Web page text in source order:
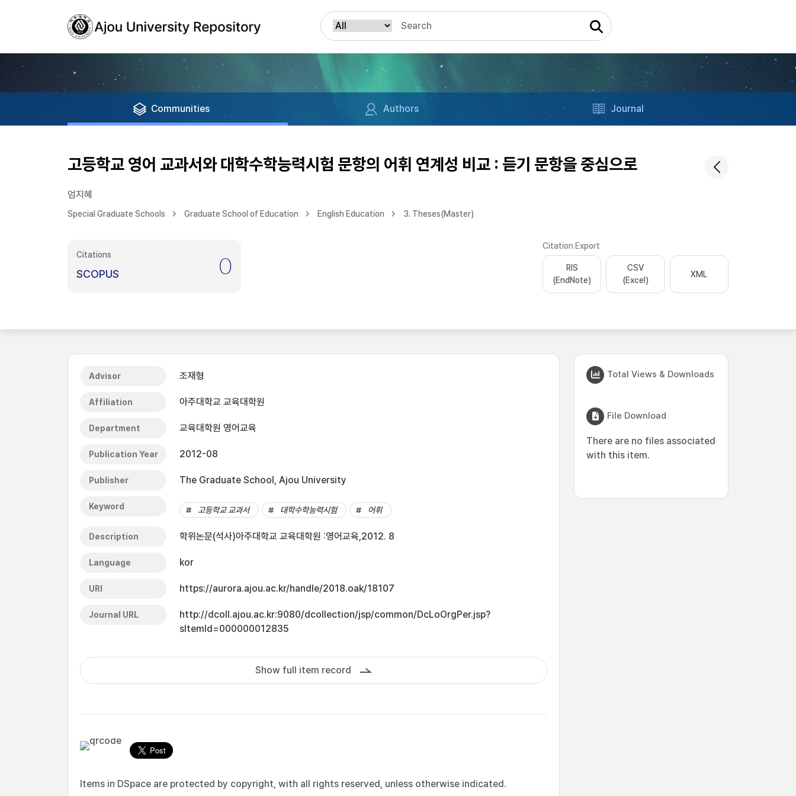
Communities Authors Journal
고등학교 영어 교과서와 대학수학능력시험 문항의 어휘 연계성 비교 : 듣기 문항을 중심으로
엄지혜
Special Graduate Schools Graduate School of Education English Education 3. Theses(Master)
Citations
SCOPUS 0
Citation Export
RIS
(EndNote)
CSV
(Excel)
XML
Advisor 조재형
Affiliation 아주대학교 교육대학원
Department 교육대학원 영어교육
Publication Year 2012-08
Publisher The Graduate School, Ajou University
Keyword 고등학교 교과서 대학수학능력시험 어휘
Description 학위논문(석사)아주대학교 교육대학원 :영어교육,2012. 8
Language kor
URI https://aurora.ajou.ac.kr/handle/2018.oak/18107
Journal URL
http://dcoll.ajou.ac.kr:9080/dcollection/jsp/common/DcLoOrgPer.jsp?
sItemId=000000012835
Show full item record
Items in DSpace are protected by copyright, with all rights reserved, unless otherwise indicated.
Total Views & Downloads
File Download
There are no files associated
with this item.